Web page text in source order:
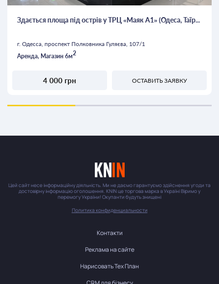
Здається площа під острів у ТРЦ «Маяк А1» (Одеса, Таїр...
г. Одесса, проспект Полковника Гуляєва, 107/1
Аренда, Магазин 6м2
4 000 грн ОСТАВИТЬ ЗАЯВКУ
Цей сайт несе інформаційну діяльність. Ми не даємо гарантуємо здійснення угоди та
достовірну інформацію оголошення. KNIN це торгова марка в Україні Віримо у
перемогу України! Окупанти будуть знищені
Политика конфиденциальности
Контакти
Реклама на сайте
Нарисовать Тех План